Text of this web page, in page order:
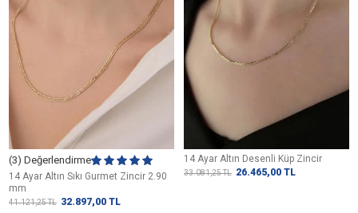
(3) Değerlendirme
14 Ayar Altın Sıkı Gurmet Zincir 2.90
mm
41.121,25TL 32.897,00 TL
14 Ayar Altın Desenli Küp Zincir
33.081,25TL 26.465,00 TL